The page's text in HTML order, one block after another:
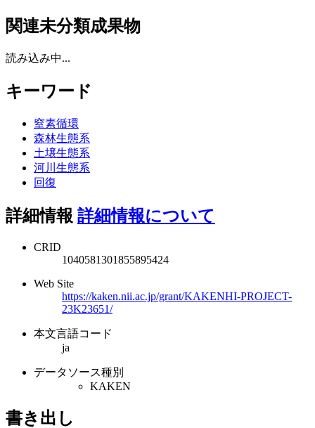
関連未分類成果物
読み込み中...
キーワード
窒素循環
森林生態系
土壌生態系
河川生態系
回復
詳細情報 詳細情報について
CRID
1040581301855895424
Web Site
https://kaken.nii.ac.jp/grant/KAKENHI-PROJECT-
23K23651/
本文言語コード
ja
データソース種別
KAKEN
書き出し